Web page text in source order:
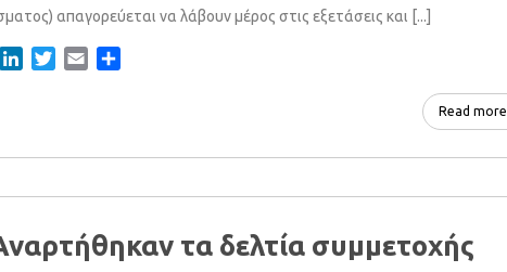
απαγορεύεται να λάβουν μέρος στις εξετάσεις και [...]
FacebookLinkedInTwitterEmail
Read more
τα δελτία συμμετοχής